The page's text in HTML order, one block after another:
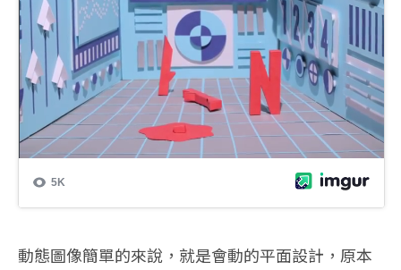
動態圖像簡單的來說，就是會動的平面設計，原本